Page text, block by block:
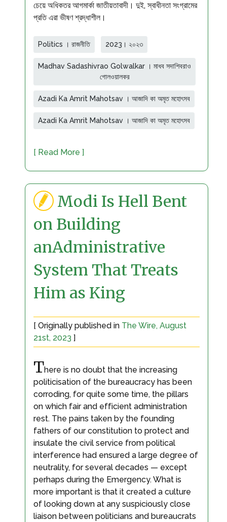
চেয়ে অধিকতর আগমার্কা জাতীয়তাবাদী। দুই, স্বাধীনতা সংগ্রামের
প্রতি এরা ভীষণ শ্রদ্ধাশীল।
Politics । রাজনীতি 2023। ২০২৩
Madhav Sadashivrao Golwalkar । মাধব সদাশিবরাও
গোলওয়ালকর
Azadi Ka Amrit Mahotsav । আজাদি কা অমৃত মহোৎসব
Azadi Ka Amrit Mahotsav । আজাদি কা অমৃত মহোৎসব
[ Read More ]
Modi Is Hell Bent
on Building
anAdministrative
System That Treats
Him as King
[ Originally published in The Wire, August
21st, 2023 ]
There is no doubt that the increasing
politicisation of the bureaucracy has been
corroding, for quite some time, the pillars
on which fair and efficient administration
rest. The pains taken by the founding
fathers of our constitution to protect and
insulate the civil service from political
interference had ensured a large degree of
neutrality, for several decades — except
perhaps during the Emergency. What is
more important is that it created a culture
of looking down at any suspiciously close
liaison between politicians and bureaucrats